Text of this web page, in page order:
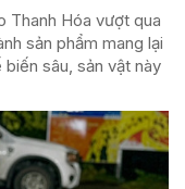
Thanh Hóa vượt qua
sản phẩm mang lại
sâu, sản vật này